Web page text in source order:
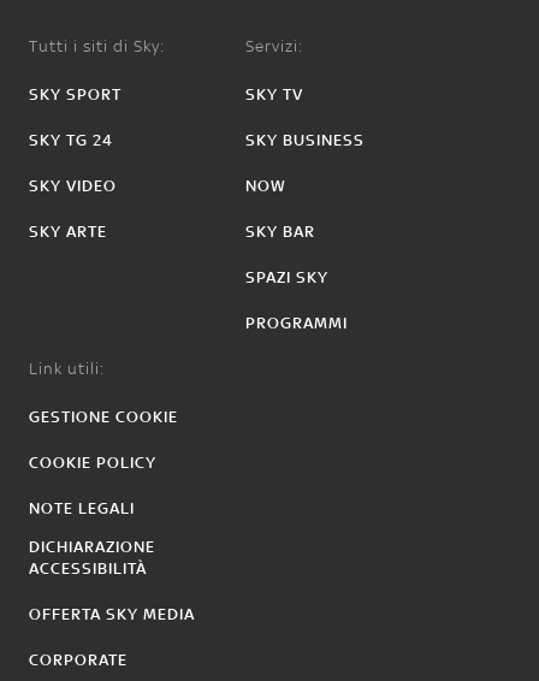
Tutti i siti di Sky:
SKY SPORT
SKY TG 24
SKY VIDEO
SKY ARTE
Servizi:
SKY TV
SKY BUSINESS
NOW
SKY BAR
SPAZI SKY
PROGRAMMI
Link utili:
GESTIONE COOKIE
COOKIE POLICY
NOTE LEGALI
DICHIARAZIONE
ACCESSIBILITÀ
OFFERTA SKY MEDIA
CORPORATE